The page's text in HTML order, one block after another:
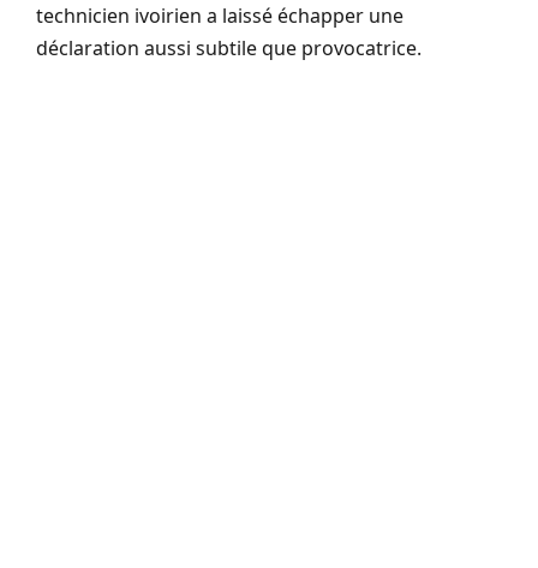
technicien ivoirien a laissé échapper une
déclaration aussi subtile que provocatrice.